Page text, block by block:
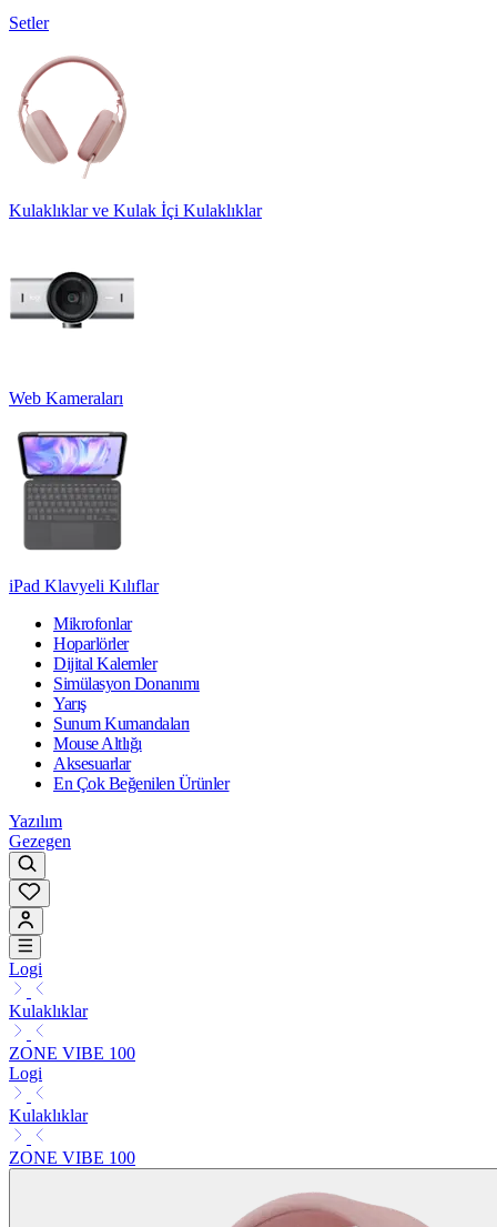
Setler
Kulaklıklar ve Kulak İçi Kulaklıklar
Web Kameraları
iPad Klavyeli Kılıflar
Mikrofonlar
Hoparlörler
Dijital Kalemler
Simülasyon Donanımı
Yarış
Sunum Kumandaları
Mouse Altlığı
Aksesuarlar
En Çok Beğenilen Ürünler
Yazılım
Gezegen
Logi
Kulaklıklar
ZONE VIBE 100
Logi
Kulaklıklar
ZONE VIBE 100